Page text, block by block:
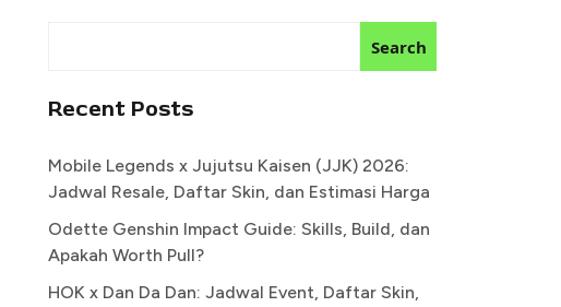
Search
Recent Posts
Mobile Legends x Jujutsu Kaisen (JJK) 2026:
Jadwal Resale, Daftar Skin, dan Estimasi Harga
Odette Genshin Impact Guide: Skills, Build, dan
Apakah Worth Pull?
HOK x Dan Da Dan: Jadwal Event, Daftar Skin,